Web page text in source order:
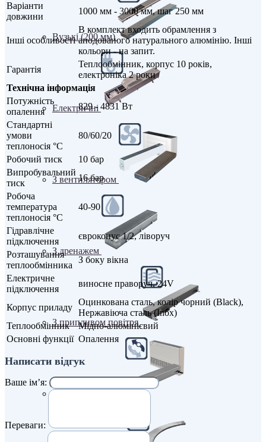
Вузькі (200 мм)
Електричні
З вентилятором
З дренажем
З припливом повітря
Клімаконвектори
Варіанти
довжини
1000 мм - 3000 мм, шаг 250 мм
Інші особливості
В комплект входить обрамлення з
анодованого натурального алюмінію. Інші
кольори - на запит.
Гарантія
Теплообмінник, корпус 10 років,
електроніка 2 роки
Технічна інформація
Потужність
опалення
829 - 4831 Вт
Стандартні
умови
теплоносія °С
80/60/20
Робочий тиск
10 бар
Випробувальний
тиск
16 бар
Робоча
температура
теплоносія °С
40-90
Гідравлічне
підключення
євроконус 1/2, ліворуч
Розташування
теплообмінника
З боку вікна
Електричне
підключення
виносне праворуч, 24V
Корпус приладу
Оцинкована сталь, колір чорний (Black),
Нержавіюча сталь (Inox)
Теплообмінник
Мідно-алюмінієвий
Основні функції Опалення
Написати відгук
Ваше ім’я:
Переваги: